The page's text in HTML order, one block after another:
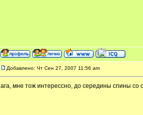
Добавлено: Чт Сен 27, 2007 11:56 am
ага, мне тож интерессно, до середины спины со